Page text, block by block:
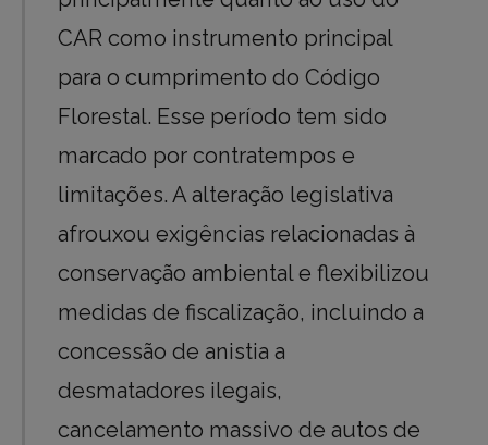
CAR como instrumento principal
para o cumprimento do Código
Florestal. Esse período tem sido
marcado por contratempos e
limitações. A alteração legislativa
afrouxou exigências relacionadas à
conservação ambiental e flexibilizou
medidas de fiscalização, incluindo a
concessão de anistia a
desmatadores ilegais,
cancelamento massivo de autos de